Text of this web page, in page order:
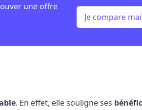
une offre
Je compare
. En effet, elle souligne ses